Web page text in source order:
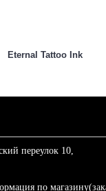
Eternal Tattoo Ink
переулок 10,
по